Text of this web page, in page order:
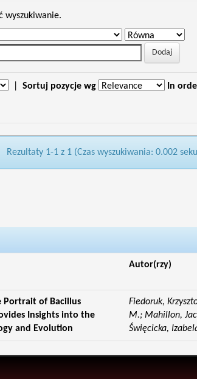
wyszukiwanie.
Sortuj pozycje wg In
Rezultaty 1-1 z 1 (Czas wyszukiwania: 0.002
Autor(rzy)
Portrait of Bacillus
Insights into the
and Evolution
Fiedoruk,
M.; Mahillon,
Święcicka,